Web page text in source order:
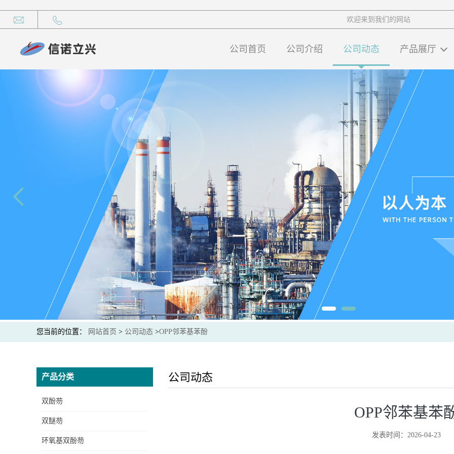
欢迎来到我们的网站
公司首页 公司介绍 公司动态 产品展厅
您当前的位置： 网站首页 > 公司动态 >OPP邻苯基苯酚
产品分类
双酚芴
双醚芴
环氧基双酚芴
公司动态
OPP邻苯基苯
发表时间：2026-04-23